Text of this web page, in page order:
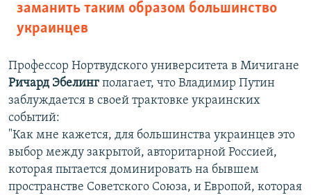
заманить таким образом большинство
украинцев
Профессор Нортвудского университета в Мичигане
Ричард Эбелинг полагает, что Владимир Путин
заблуждается в своей трактовке украинских
событий:
"Как мне кажется, для большинства украинцев это
выбор между закрытой, авторитарной Россией,
которая пытается доминировать на бывшем
пространстве Советского Союза, и Европой, которая